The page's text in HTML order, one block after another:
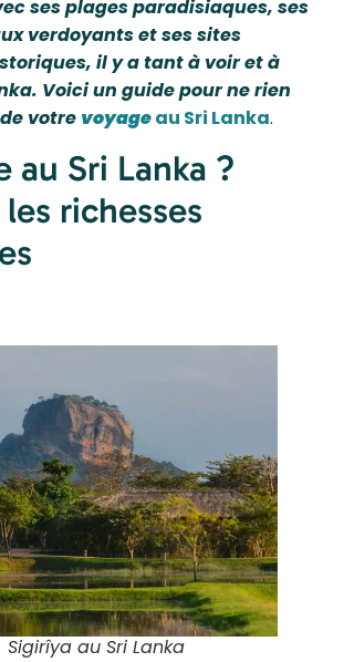
ses plages paradisiaques, ses
verdoyants et ses sites
il y a tant à voir et à
Voici un guide pour ne rien
votre voyageau Sri Lanka.
au Sri Lanka ?
richesses
Sigirîya au Sri Lanka